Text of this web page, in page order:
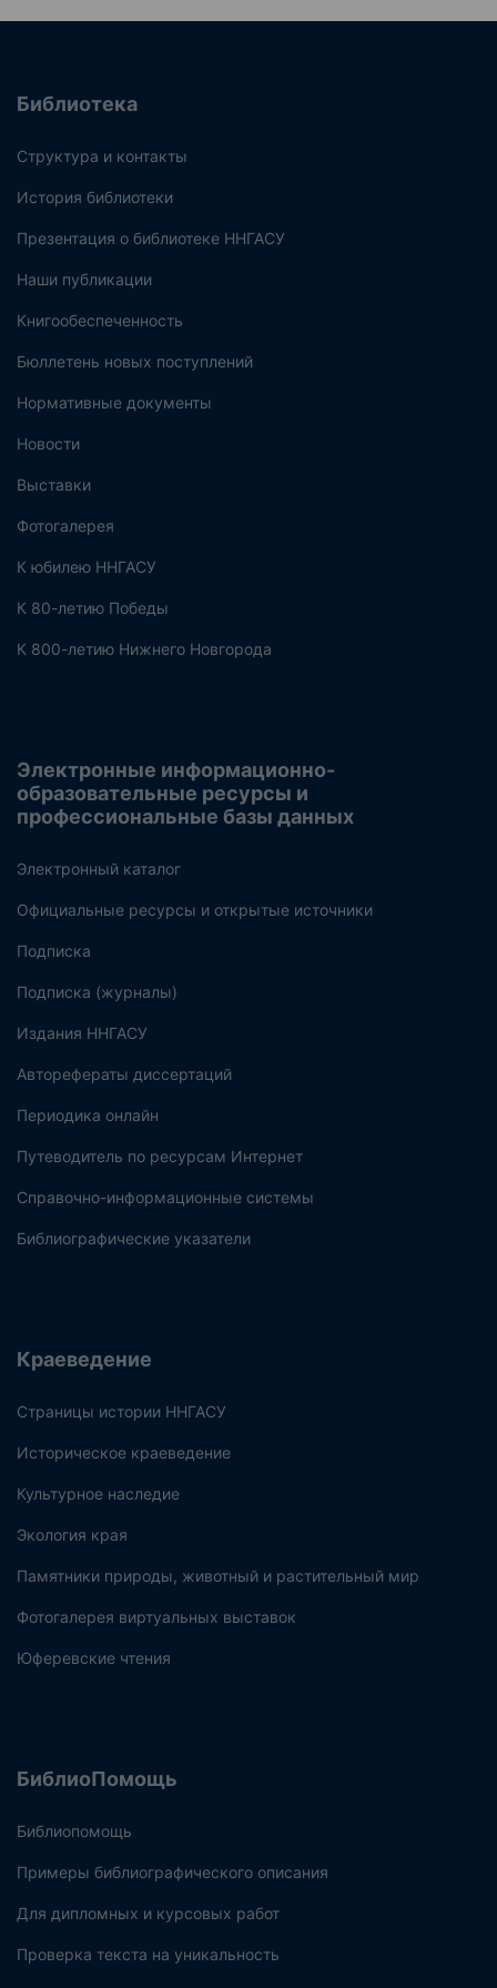
Библиотека
Структура и контакты
История библиотеки
Презентация о библиотеке ННГАСУ
Наши публикации
Книгообеспеченность
Бюллетень новых поступлений
Нормативные документы
Новости
Выставки
Фотогалерея
К юбилею ННГАСУ
К 80-летию Победы
К 800-летию Нижнего Новгорода
Электронные информационно-
образовательные ресурсы и
профессиональные базы данных
Электронный каталог
Официальные ресурсы и открытые источники
Подписка
Подписка (журналы)
Издания ННГАСУ
Авторефераты диссертаций
Периодика онлайн
Путеводитель по ресурсам Интернет
Справочно-информационные системы
Библиографические указатели
Краеведение
Страницы истории ННГАСУ
Историческое краеведение
Культурное наследие
Экология края
Памятники природы, животный и растительный мир
Фотогалерея виртуальных выставок
Юферевские чтения
БиблиоПомощь
Библиопомощь
Примеры библиографического описания
Для дипломных и курсовых работ
Проверка текста на уникальность